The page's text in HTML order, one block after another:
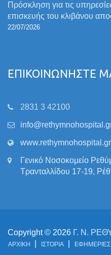
Πρόσκληση για τις
επισκευής του κλιβάνου
22/07/2026
ΕΠΙΚΟΙΝΩΝΗΣΤΕ
2831 3 42100
www.rethymnohospital.gr
Γενικό Νοσοκομείο
Τρανταλλίδου 17-19,
Copyright © 2026 Γ. Ν.
ΑΡΧΙΚΗ ΙΣΤΟΡΙΑ ΕΦΗΜΕΡΙΕΣ